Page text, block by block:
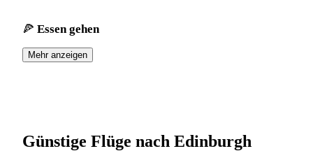
Essen gehen
Mehr anzeigen
Günstige Flüge nach Edinburgh